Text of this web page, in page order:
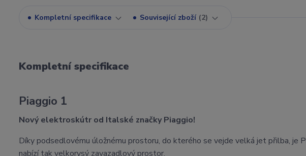
Kompletní specifikace Související zboží 2
Kompletní specifikace
Piaggio 1
Nový elektroskútr od Italské značky Piaggio!
Díky podsedlovému úložnému prostoru, do kterého se vejde velká jet přilba, je
nabízí tak velkorysý zavazadlový prostor.